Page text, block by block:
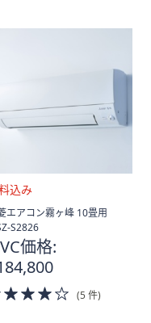
エアコン霧ヶ峰 10畳用
S2826
価格:
4.0
of
(5 件)